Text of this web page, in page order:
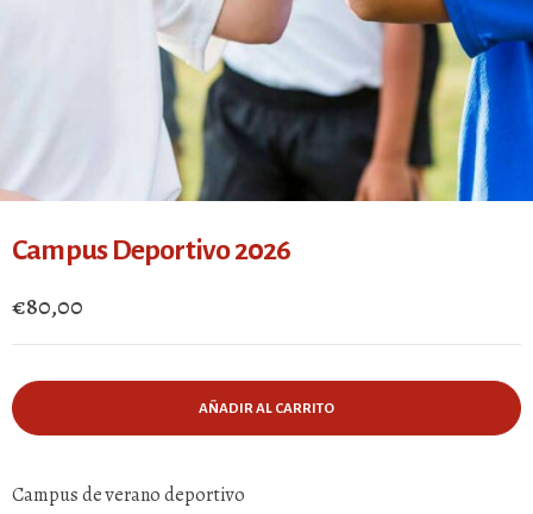
Campus Deportivo 2026
€80,00
AÑADIR AL CARRITO
Campus de verano deportivo